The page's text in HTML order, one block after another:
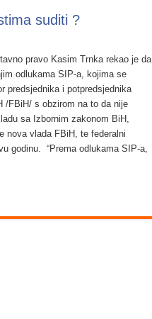
suditi ?
pravo Kasim Trnka rekao je da
odlukama SIP-a, kojima se
predsjednika i potpredsjednika
/FBiH/ s obzirom na to da nije
sa Izbornim zakonom BiH,
nova vlada FBiH, te federalni
godinu. “Prema odlukama SIP-a,